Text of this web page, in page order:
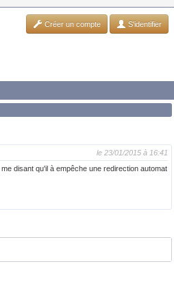
Créer un compte S'identifier
le 23/01/2015 à 16:41
disant qu'il à empêche une redirection automat